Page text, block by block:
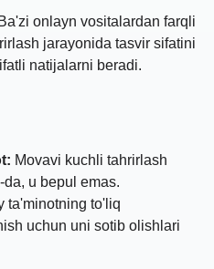
Ba'zi onlayn vositalardan farqli
jarayonida tasvir sifatini
natijalarni beradi.
Movavi kuchli tahrirlash
u bepul emas.
ta'minotning to'liq
uchun uni sotib olishlari